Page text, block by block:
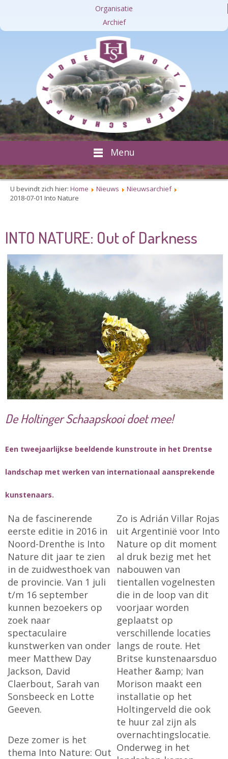
Organisatie
Archief
Menu
U bevindt zich hier: Home Nieuws
Nieuwsarchief
2018-07-01 Into Nature
INTO NATURE: Out of Darkness
De Holtinger Schaapskooi doet mee!
Een tweejaarlijkse beeldende kunstroute in het Drentse
landschap met werken van internationaal aansprekende
kunstenaars.
Na de fascinerende
eerste editie in 2016 in
Noord-Drenthe is Into
Nature dit jaar te zien
in de zuidwesthoek van
de provincie. Van 1 juli
t/m 16 september
kunnen bezoekers op
zoek naar
spectaculaire
kunstwerken van onder
meer Matthew Day
Jackson, David
Claerbout, Sarah van
Sonsbeeck en Lotte
Geeven.
Deze zomer is het
thema Into Nature: Out
Zo is Adrián Villar Rojas
uit Argentinië voor Into
Nature op dit moment
al druk bezig met het
nabouwen van
tientallen vogelnesten
die in de loop van dit
voorjaar worden
geplaatst op
verschillende locaties
langs de route. Het
Britse kunstenaarsduo
Heather &amp; Ivan
Morison maakt een
installatie op het
Holtingerveld die ook
te huur zal zijn als
overnachtingslocatie.
Onderweg in het